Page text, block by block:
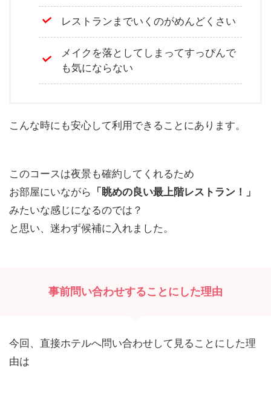
レストランまでいくのがめんどくさい
メイクを落としてしまってすっぴんで
も気にならない
こんな時にも安心して利用できることにあります。
このコースは夜景も確約してくれるため
お部屋にいながら 「眺めの良い最上階レストラン！」
みたいな感じになるのでは？
と思い、迷わず候補に入れました。
事前問い合わせすることにした理由
今回、直接ホテルへ問い合わせして見ることにした理
由は